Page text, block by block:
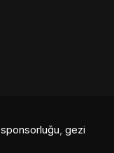
, gezi